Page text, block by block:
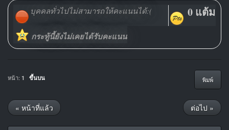
บุคคลทั่วไปไม่สามารถให้คะแนนได้:( 0 แต้ม
กระทู้นี้ยังไม่เคยได้รับคะแนน
พิมพ์
หน้า: 1 ขึ้นบน
« หน้าที่แล้ว ต่อไป »